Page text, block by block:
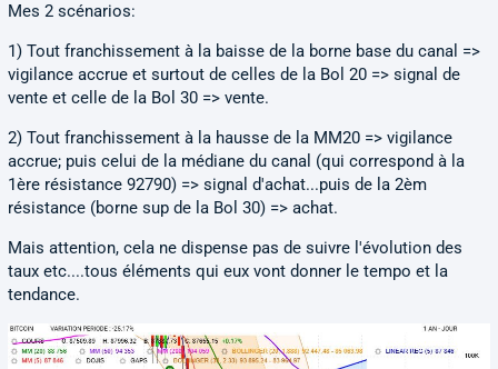
Mes 2 scénarios:
1) Tout franchissement à la baisse de la borne base du canal =>
vigilance accrue et surtout de celles de la Bol 20 => signal de
vente et celle de la Bol 30 => vente.
2) Tout franchissement à la hausse de la MM20 => vigilance
accrue; puis celui de la médiane du canal (qui correspond à la
1ère résistance 92790) => signal d'achat...puis de la 2èm
résistance (borne sup de la Bol 30) => achat.
Mais attention, cela ne dispense pas de suivre l'évolution des
taux etc....tous éléments qui eux vont donner le tempo et la
tendance.